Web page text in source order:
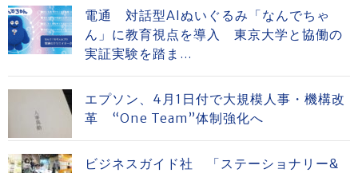
電通 対話型AIぬいぐるみ「なんでちゃ
ん」に教育視点を導入 東京大学と協働の
実証実験を踏ま...
エプソン、4月1日付で大規模人事・機構改
革 “One Team”体制強化へ
ビジネスガイド社 「ステーショナリー&